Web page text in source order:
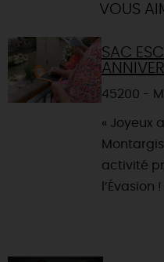
VOUS
SAC
45200 -
« Joyeux
activité
l’Évasion